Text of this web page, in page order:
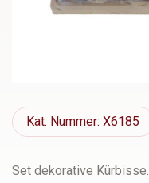
Kat. Nummer: X6185
Set dekorative Kürbisse.